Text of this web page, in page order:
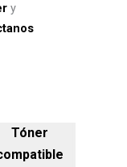
y
Tóner